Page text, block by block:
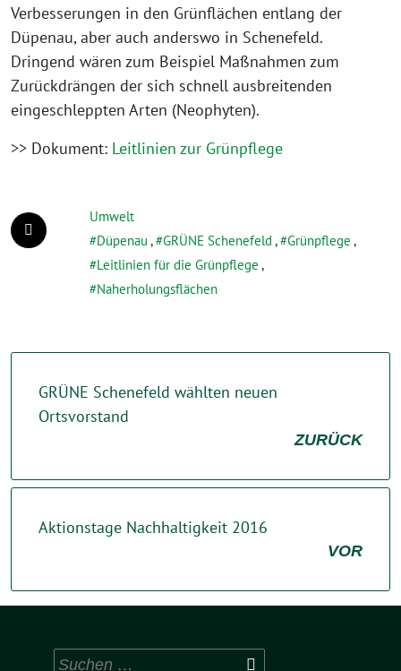
Verbesserungen in den Grünflächen entlang der
Düpenau, aber auch anderswo in Schenefeld.
Dringend wären zum Beispiel Maßnahmen zum
Zurückdrängen der sich schnell ausbreitenden
eingeschleppten Arten (Neophyten).
>> Dokument: Leitlinien zur Grünpflege
Umwelt
Düpenau , GRÜNE Schenefeld , Grünpflege ,
Leitlinien für die Grünpflege ,
Naherholungsflächen
GRÜNE Schenefeld wählten neuen
Ortsvorstand
ZURÜCK
Aktionstage Nachhaltigkeit 2016
VOR
Suchen